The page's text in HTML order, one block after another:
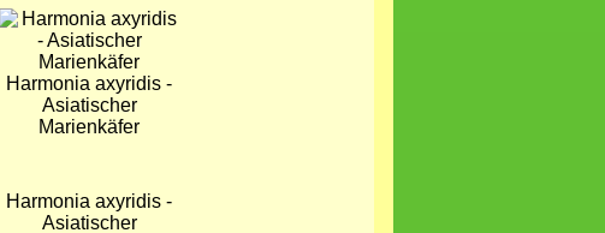
Bild
Harmonia axyridis -
Asiatischer
Marienkäfer
Harmonia axyridis -
Asiatischer